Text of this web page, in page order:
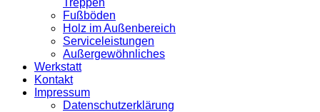
Fußböden
Holz im Außenbereich
Serviceleistungen
Außergewöhnliches
Werkstatt
Kontakt
Impressum
Datenschutzerklärung